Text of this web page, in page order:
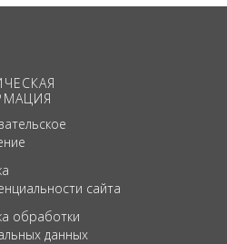
сайта
обработки
данных